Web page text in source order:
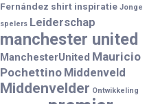
Fernández shirt inspiratie Jonge
spelers Leiderschap
manchester united
ManchesterUnited Mauricio
Pochettino Middenveld
Middenvelder Ontwikkeling